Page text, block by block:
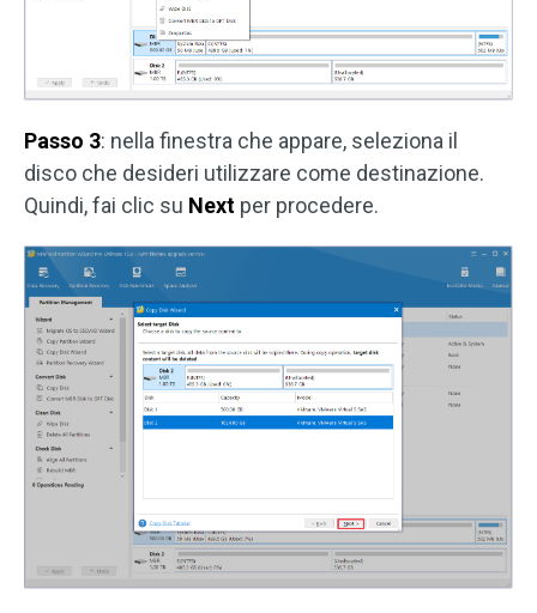
Passo 3: nella finestra che appare, seleziona il
disco che desideri utilizzare come destinazione.
Quindi, fai clic su Next per procedere.